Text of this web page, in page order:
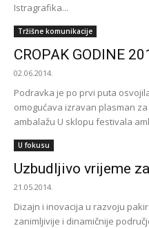
Istragrafika...
Tržišne komunikacije
CROPAK GODINE
02.06.2014.
Podravka je po prvi puta
omogućava izravan plasman
ambalažu U sklopu festivala
U fokusu
Uzbudljivo vrijeme
21.05.2014.
Dizajn i inovacija u razvoju
zanimljivije i dinamičnije